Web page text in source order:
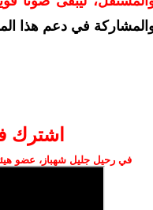
في دعم هذا
اشترك
في رحيل جليل شهباز، عضو